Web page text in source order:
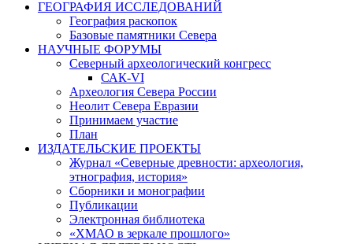
ГЕОГРАФИЯ ИССЛЕДОВАНИЙ
География раскопок
Базовые памятники Севера
НАУЧНЫЕ ФОРУМЫ
Северный археологический конгресс
САК-VI
Археология Севера России
Неолит Севера Евразии
Принимаем участие
План
ИЗДАТЕЛЬСКИЕ ПРОЕКТЫ
Журнал «Северные древности: археология,
этнография, история»
Сборники и монографии
Публикации
Электронная библиотека
«ХМАО в зеркале прошлого»